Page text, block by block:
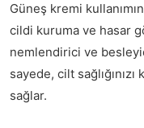
Güneş kremi
cildi kuruma ve hasar
nemlendirici ve
sayede, cilt
sağlar.